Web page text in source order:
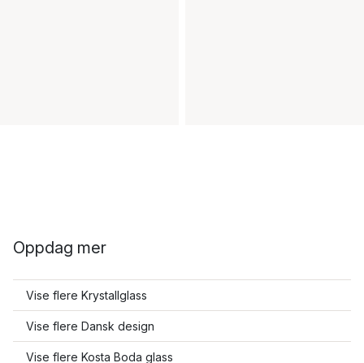
Oppdag mer
Vise flere Krystallglass
Vise flere Dansk design
Vise flere Kosta Boda glass